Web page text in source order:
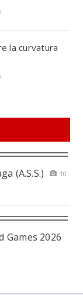
la curvatura
(A.S.S.)
10
Games 2026